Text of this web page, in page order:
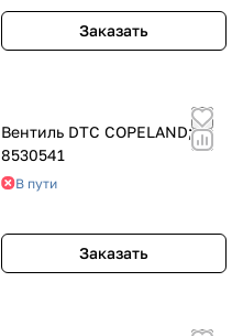
Заказать
Вентиль DTC COPELAND;
8530541
В пути
Заказать